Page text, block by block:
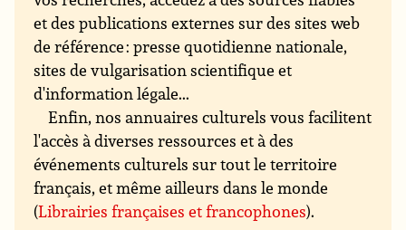
et des publications externes sur des sites web
de référence : presse quotidienne nationale,
sites de vulgarisation scientifique et
d'information légale...
Enfin, nos annuaires culturels vous facilitent
l'accès à diverses ressources et à des
événements culturels sur tout le territoire
français, et même ailleurs dans le monde
(Librairies françaises et francophones).